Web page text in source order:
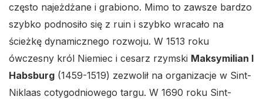
często najeżdżane i grabiono. Mimo to zawsze bardzo
szybko podnosiło się z ruin i szybko wracało na
ścieżkę dynamicznego rozwoju. W 1513 roku
ówczesny król Niemiec i cesarz rzymski Maksymilian I
Habsburg (1459-1519) zezwolił na organizacje w Sint-
Niklaas cotygodniowego targu. W 1690 roku Sint-